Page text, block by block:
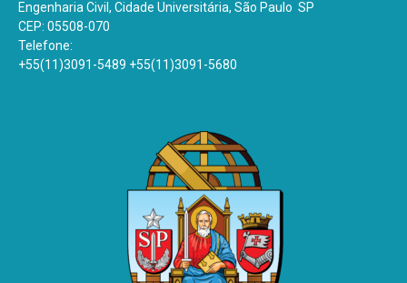
Engenharia Civil, Cidade Universitária, São Paulo SP
CEP: 05508-070
Telefone:
+55(11)3091-5489 +55(11)3091-5680